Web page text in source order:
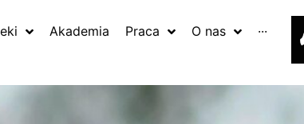
Akademia Praca O nas ···